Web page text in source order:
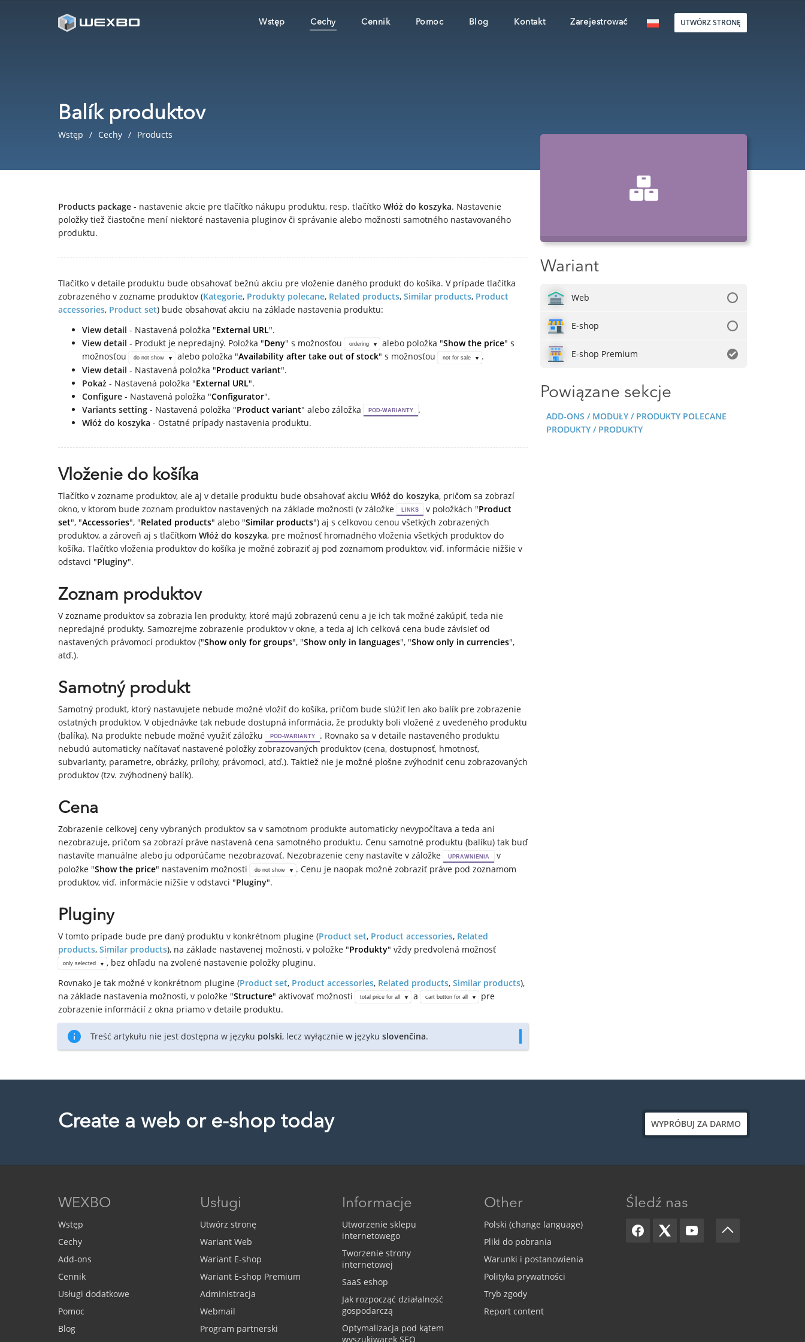
Wstęp Cechy Cennik Pomoc Blog Kontakt Zarejestrować UTWÓRZ STRONĘ
Balík produktov
Wstęp Cechy Products
Products package - nastavenie akcie pre tlačítko nákupu produktu, resp. tlačítko Włóż do koszyka. Nastavenie
položky tiež čiastočne mení niektoré nastavenia pluginov či správanie alebo možnosti samotného nastavovaného
produktu.
Tlačítko v detaile produktu bude obsahovať bežnú akciu pre vloženie daného produkt do košíka. V prípade tlačítka
zobrazeného v zozname produktov (Kategorie, Produkty polecane, Related products, Similar products, Product
accessories, Product set) bude obsahovať akciu na základe nastavenia produktu:
View detail - Nastavená položka "External URL".
View detail - Produkt je nepredajný. Položka "Deny" s možnosťou ordering alebo položka "Show the price" s
možnosťou
do not show alebo položka "Availability after take out of stock" s možnosťou not for sale
.
View detail - Nastavená položka "Product variant".
Pokaż - Nastavená položka "External URL".
Configure - Nastavená položka "Configurator".
Variants setting - Nastavená položka "Product variant" alebo záložka POD-WARIANTY
.
Włóż do koszyka - Ostatné prípady nastavenia produktu.
Vloženie do košíka
Tlačítko v zozname produktov, ale aj v detaile produktu bude obsahovať akciu Włóż do koszyka, pričom sa zobrazí
okno, v ktorom bude zoznam produktov nastavených na základe možnosti (v záložke
LINKS v položkách "Product
set", "Accessories", "Related products" alebo "Similar products") aj s celkovou cenou všetkých zobrazených
produktov, a zároveň aj s tlačítkom Włóż do koszyka, pre možnosť hromadného vloženia všetkých produktov do
košíka. Tlačítko vloženia produktov do košíka je možné zobraziť aj pod zoznamom produktov, viď. informácie nižšie v
odstavci "Pluginy".
Zoznam produktov
V zozname produktov sa zobrazia len produkty, ktoré majú zobrazenú cenu a je ich tak možné zakúpiť, teda nie
nepredajné produkty. Samozrejme zobrazenie produktov v okne, a teda aj ich celková cena bude závisieť od
nastavených právomocí produktov ("Show only for groups", "Show only in languages", "Show only in currencies",
atď.).
Samotný produkt
Samotný produkt, ktorý nastavujete nebude možné vložiť do košíka, pričom bude slúžiť len ako balík pre zobrazenie
ostatných produktov. V objednávke tak nebude dostupná informácia, že produkty boli vložené z uvedeného produktu
(balíka). Na produkte nebude možné využiť záložku
POD-WARIANTY
. Rovnako sa v detaile nastaveného produktu
nebudú automaticky načítavať nastavené položky zobrazovaných produktov (cena, dostupnosť, hmotnosť,
subvarianty, parametre, obrázky, prílohy, právomoci, atď.). Taktiež nie je možné plošne zvýhodniť cenu zobrazovaných
produktov (tzv. zvýhodnený balík).
Cena
Zobrazenie celkovej ceny vybraných produktov sa v samotnom produkte automaticky nevypočítava a teda ani
nezobrazuje, pričom sa zobrazí práve nastavená cena samotného produktu. Cenu samotné produktu (balíku) tak buď
nastavíte manuálne alebo ju odporúčame nezobrazovať. Nezobrazenie ceny nastavíte v záložke
UPRAWNIENIA
v
položke "Show the price" nastavením možnosti do not show
. Cenu je naopak možné zobraziť práve pod zoznamom
produktov, viď. informácie nižšie v odstavci "Pluginy".
Pluginy
V tomto prípade bude pre daný produktu v konkrétnom plugine (Product set, Product accessories, Related
products, Similar products), na základe nastavenej možnosti, v položke "Produkty" vždy predvolená možnosť
only selected
, bez ohľadu na zvolené nastavenie položky pluginu.
Rovnako je tak možné v konkrétnom plugine (Product set, Product accessories, Related products, Similar products),
na základe nastavenia možnosti, v položke "Structure" aktivovať možnosti total price for all a cart button for all
pre
zobrazenie informácií z okna priamo v detaile produktu.
Treść artykułu nie jest dostępna w języku polski, lecz wyłącznie w języku slovenčina.
Wariant
Web
E-shop
E-shop Premium
Powiązane sekcje
ADD-ONS / MODUŁY / PRODUKTY POLECANE
PRODUKTY / PRODUKTY
Create a web or e-shop today WYPRÓBUJ ZA DARMO
WEXBO
Wstęp
Cechy
Add-ons
Cennik
Usługi dodatkowe
Pomoc
Blog
Usługi
Utwórz stronę
Wariant Web
Wariant E-shop
Wariant E-shop Premium
Administracja
Webmail
Program partnerski
Informacje
Utworzenie sklepu
internetowego
Tworzenie strony
internetowej
SaaS eshop
Jak rozpocząć działalność
gospodarczą
Optymalizacja pod kątem
wyszukiwarek SEO
Other
Polski (change language)
Pliki do pobrania
Warunki i postanowienia
Polityka prywatności
Tryb zgody
Report content
Śledź nas